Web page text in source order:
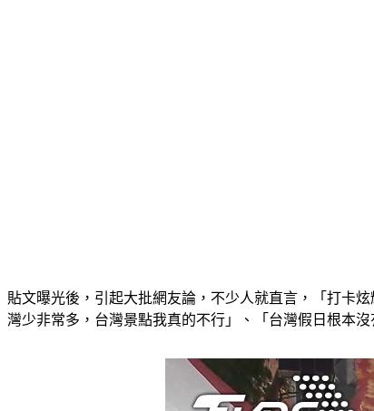
貼文曝光後，引起大批網友論，不少人就直言，「打卡
灣少非常多，台灣景點我真的不行」、「台灣假日根本